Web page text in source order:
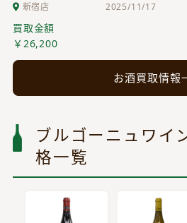
新宿店 2025/11/17
買取金額
￥26,200
お酒買取情報
ブルゴーニュワイ
格一覧